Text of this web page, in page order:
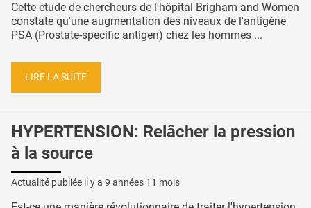
Cette étude de chercheurs de l'hôpital Brigham and Women
constate qu'une augmentation des niveaux de l'antigène
PSA (Prostate-specific antigen) chez les hommes ...
LIRE LA SUITE
HYPERTENSION: Relâcher la pression
à la source
Actualité publiée il y a 9 années 11 mois